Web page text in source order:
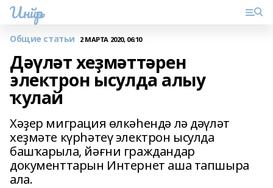
Инйәр
Общие статьи 2 МАРТА 2020, 06:10
Дәүләт хеҙмәттәрен
электрон ысулда алыу
ҡулай
Хәҙер миграция өлкәһендә лә дәүләт
хеҙмәте күрһәтеү электрон ысулда
башҡарыла, йәғни граждандар
документтарын Интернет аша тапшыра
ала.